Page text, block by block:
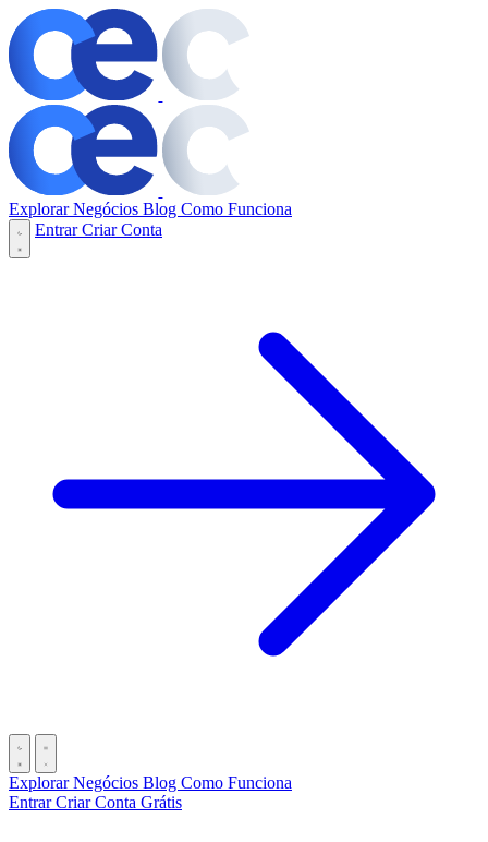
Explorar Negócios Blog Como Funciona
EntrarCriar Conta
Explorar Negócios Blog Como Funciona
EntrarCriar Conta Grátis